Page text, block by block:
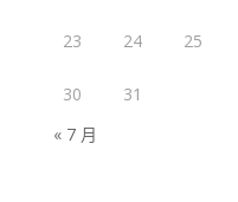
23 24 25
30
31
« 7 月